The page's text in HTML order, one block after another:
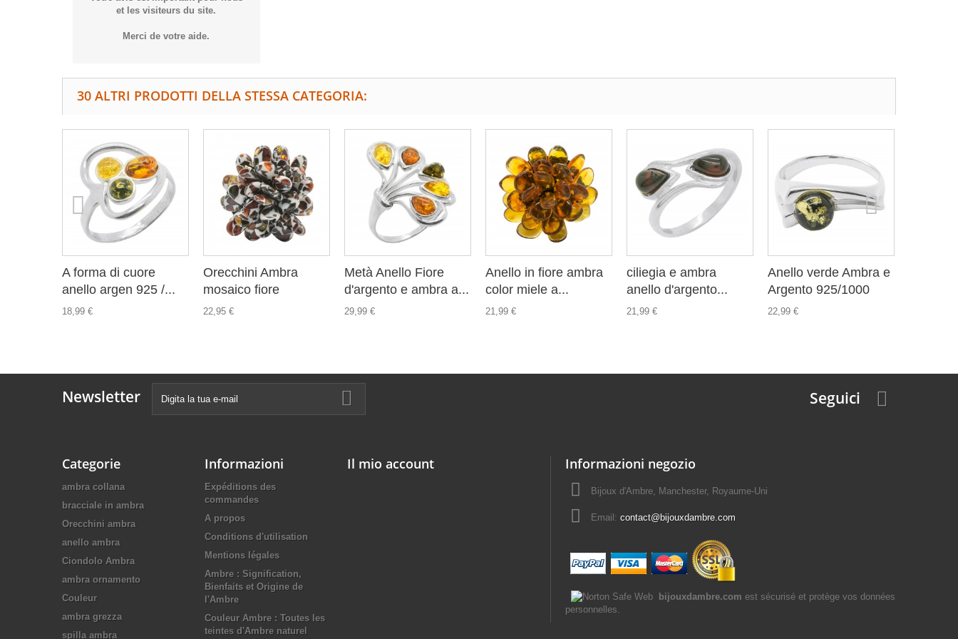
et les visiteurs du site.
Merci de votre aide.
30 ALTRI PRODOTTI DELLA STESSA CATEGORIA:
A forma di cuore
anello argen 925 /...
18,99 €
Orecchini Ambra
mosaico fiore
22,95 €
Metà Anello Fiore
d'argento e ambra a...
29,99 €
Anello in fiore ambra
color miele a...
21,99 €
ciliegia e ambra
anello d'argento...
21,99 €
Anello verde Ambra e
Argento 925/1000
22,99 €
Newsletter Seguici
Categorie
ambra collana
bracciale in ambra
Orecchini ambra
anello ambra
Ciondolo Ambra
ambra ornamento
Couleur
ambra grezza
spilla ambra
Informazioni
Expéditions des
commandes
A propos
Conditions d'utilisation
Mentions légales
Ambre : Signification,
Bienfaits et Origine de
l'Ambre
Couleur Ambre : Toutes les
teintes d'Ambre naturel
Il mio account Informazioni negozio
Bijoux d'Ambre, Manchester, Royaume-Uni
Email: contact@bijouxdambre.com
bijouxdambre.com est sécurisé et protège vos données
personnelles.